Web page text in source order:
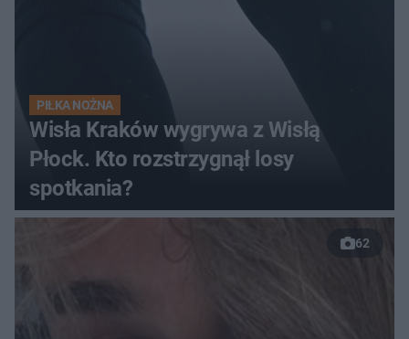
PIŁKA NOŻNA
Wisła Kraków wygrywa z Wisłą
Płock. Kto rozstrzygnął losy
spotkania?
62